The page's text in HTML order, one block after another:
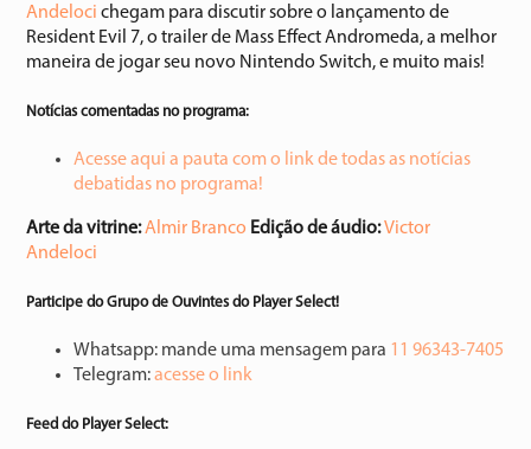
Andeloci chegam para discutir sobre o lançamento de
Resident Evil 7, o trailer de Mass Effect Andromeda, a melhor
maneira de jogar seu novo Nintendo Switch, e muito mais!
Notícias comentadas no programa:
Acesse aqui a pauta com o link de todas as notícias
debatidas no programa!
Arte da vitrine:Almir Branco Edição de áudio:Victor
Andeloci
Participe do Grupo de Ouvintes do Player Select!
Whatsapp: mande uma mensagem para 11 96343-7405
Telegram:acesse o link
Feed do Player Select: